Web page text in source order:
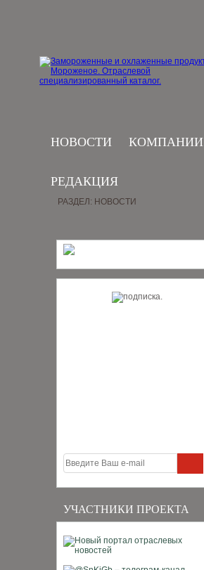
НОВОСТИ КОМПАНИИ
РЕДАКЦИЯ
УЧАСТНИКИ ПРОЕКТА
РАЗДЕЛ: НОВОСТИ